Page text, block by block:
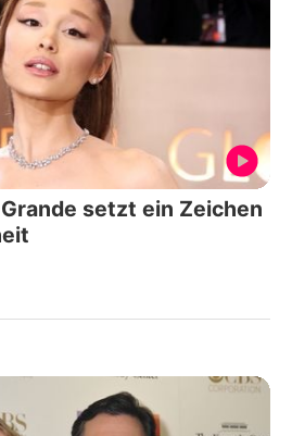
setzt ein Zeichen